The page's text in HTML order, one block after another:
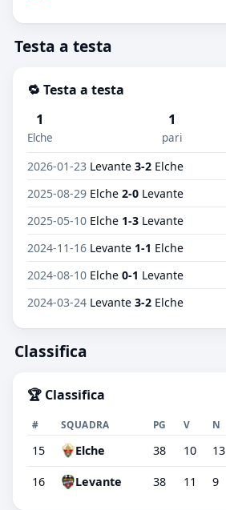
Testa a testa
🔁 Testa a testa
1
Elche
1
pari
2026-01-23 Levante 3-2 Elche
2025-08-29 Elche 2-0 Levante
2025-05-10 Elche 1-3 Levante
2024-11-16 Levante 1-1 Elche
2024-08-10 Elche 0-1 Levante
2024-03-24 Levante 3-2 Elche
Classifica
🏆 Classifica
# SQUADRA PG V N
15 Elche 38 10 13
16 Levante 38 11 9